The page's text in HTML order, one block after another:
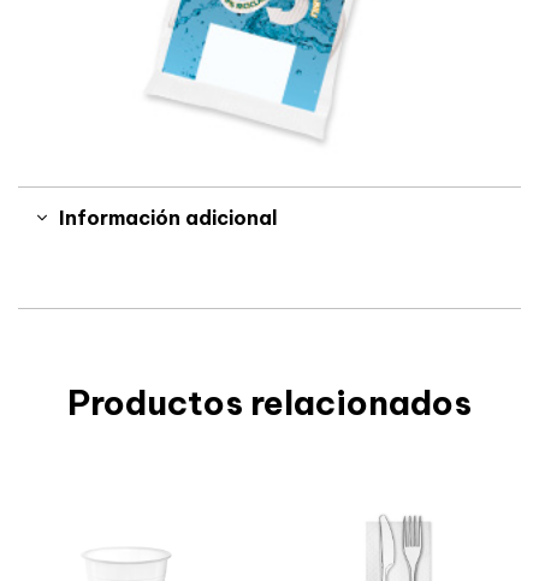
Información adicional
Productos relacionados